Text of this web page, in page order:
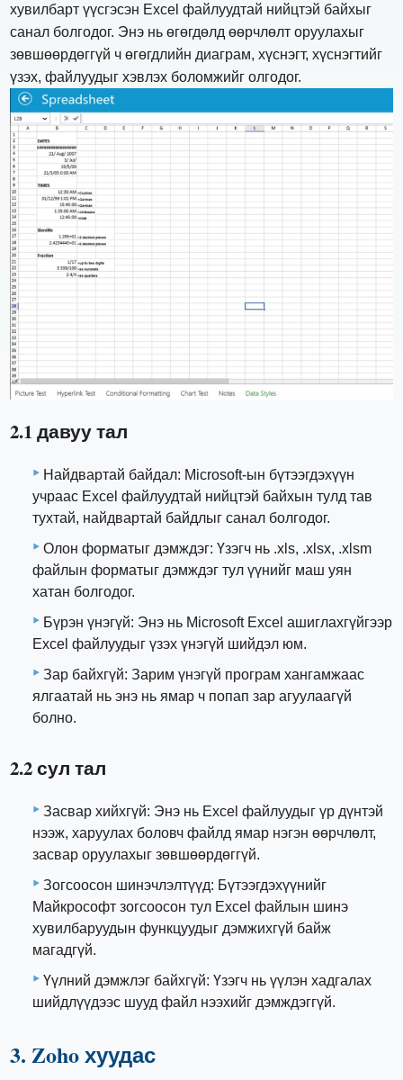
хувилбарт үүсгэсэн Excel файлуудтай нийцтэй байхыг
санал болгодог. Энэ нь өгөгдөлд өөрчлөлт оруулахыг
зөвшөөрдөггүй ч өгөгдлийн диаграм, хүснэгт, хүснэгтийг
үзэх, файлуудыг хэвлэх боломжийг олгодог.
2.1 давуу тал
Найдвартай байдал: Microsoft-ын бүтээгдэхүүн
учраас Excel файлуудтай нийцтэй байхын тулд тав
тухтай, найдвартай байдлыг санал болгодог.
Олон форматыг дэмждэг: Үзэгч нь .xls, .xlsx, .xlsm
файлын форматыг дэмждэг тул үүнийг маш уян
хатан болгодог.
Бүрэн үнэгүй: Энэ нь Microsoft Excel ашиглахгүйгээр
Excel файлуудыг үзэх үнэгүй шийдэл юм.
Зар байхгүй: Зарим үнэгүй програм хангамжаас
ялгаатай нь энэ нь ямар ч попап зар агуулаагүй
болно.
2.2 сул тал
Засвар хийхгүй: Энэ нь Excel файлуудыг үр дүнтэй
нээж, харуулах боловч файлд ямар нэгэн өөрчлөлт,
засвар оруулахыг зөвшөөрдөггүй.
Зогсоосон шинэчлэлтүүд: Бүтээгдэхүүнийг
Майкрософт зогсоосон тул Excel файлын шинэ
хувилбаруудын функцуудыг дэмжихгүй байж
магадгүй.
Үүлний дэмжлэг байхгүй: Үзэгч нь үүлэн хадгалах
шийдлүүдээс шууд файл нээхийг дэмждэггүй.
3. Zoho хуудас